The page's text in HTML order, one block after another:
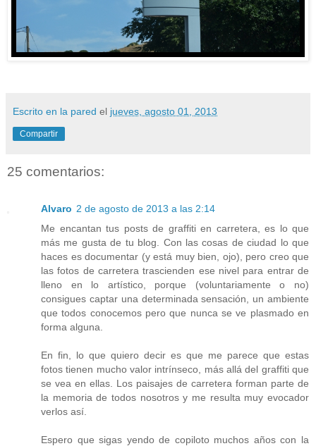
Escrito en la pared el jueves, agosto 01, 2013
Compartir
25 comentarios:
Alvaro 2 de agosto de 2013 a las 2:14
Me encantan tus posts de graffiti en carretera, es lo que
más me gusta de tu blog. Con las cosas de ciudad lo que
haces es documentar (y está muy bien, ojo), pero creo que
las fotos de carretera trascienden ese nivel para entrar de
lleno en lo artístico, porque (voluntariamente o no)
consigues captar una determinada sensación, un ambiente
que todos conocemos pero que nunca se ve plasmado en
forma alguna.
En fin, lo que quiero decir es que me parece que estas
fotos tienen mucho valor intrínseco, más allá del graffiti que
se vea en ellas. Los paisajes de carretera forman parte de
la memoria de todos nosotros y me resulta muy evocador
verlos así.
Espero que sigas yendo de copiloto muchos años con la